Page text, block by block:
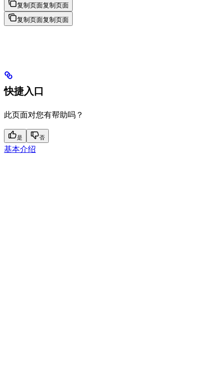
复制页面复制页面
复制页面复制页面
快捷入口
此页面对您有帮助吗？
是 否
基本介绍